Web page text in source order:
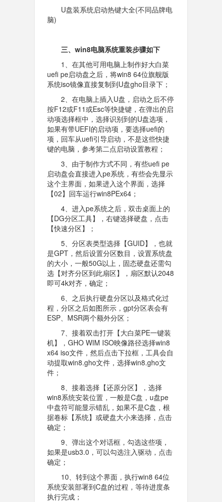
U盘装系统启动热键大全(不同品牌电
脑)
三、win8电脑系统重装步骤如下
1、在其他可用电脑上制作好大白菜
uefi pe启动盘之后，将win8 64位旗舰版
系统iso镜像直接复制到U盘gho目录下；
2、在电脑上插入U盘，启动之后不停
按F12或F11或Esc等快捷键，在弹出的启
动项选择框中，选择识别到的U盘选项，
如果有带UEFI的启动项，要选择uefi的
项，回车从uefi引导启动，不是这些快捷
键的电脑，参考第二点启动设置教程；
3、由于制作方式不同，有些uefi pe
启动盘会直接进入pe系统，有些会先显示
这个主界面，如果进入这个界面，选择
【02】回车运行win8PEx64；
4、进入pe系统之后，双击桌面上的
【DG分区工具】，右键选择硬盘，点击
【快速分区】；
5、分区表类型选择【GUID】，也就
是GPT，然后设置分区数目，设置系统盘
的大小，一般50G以上，固态硬盘还需勾
选【对齐分区到此扇区】，扇区默认2048
即可4k对齐，确定；
6、之后执行硬盘分区以及格式化过
程，分区之后如图所示，gpt分区表会有
ESP、MSR两个额外分区；
7、接着双击打开【大白菜PE一键装
机】，GHO WIM ISO映像路径选择win8
x64 iso文件，然后点击下拉框，工具会自
动提取win8.gho文件，选择win8.gho文
件；
8、接着选择【还原分区】，选择
win8系统安装位置，一般是C盘，u盘pe
中盘符可能显示错乱，如果不是C盘，根
据卷标【系统】或硬盘大小来选择，点击
确定；
9、弹出这个对话框，勾选这些项，
如果是usb3.0，可以勾选注入驱动，点击
确定；
10、转到这个界面，执行win8 64位
系统安装部署到C盘的过程，等待进度条
执行完成；